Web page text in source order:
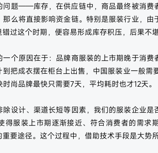
问题——库存，在供应链中，商品最终被消费
么将直接影响资金链。特别是服装行业，由
过这个时期，便容易形成库存积压，后果不堪
个原因在于：品牌商服装的上市期晚于消
把成衣摆在柜台上出售，中国服装业一般需
尚品牌最快只需要7天，平均耗时也才12天。
设计、渠道长短等因素，我们的服装企业
得服装上市期逐渐接近、符合消费者的需求
要途径。这个过程中，借助技术手段是大势所